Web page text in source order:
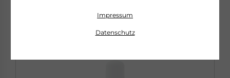
Impressum
Datenschutz
zum Produkt